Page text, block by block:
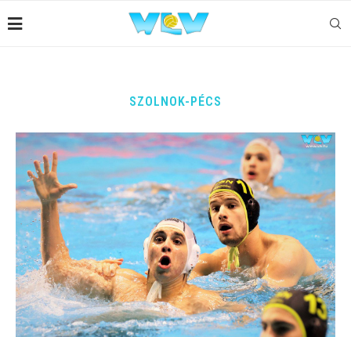
SZOLNOK-PÉCS